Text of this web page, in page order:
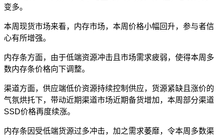
变多。
本周现货市场来看，内存市场，本周价格小幅回升，参与者信
心有所增强。
内存条方面，由于低端资源冲击且市场需求疲弱，使得本周多
数内存条价格向下调整。
渠道方面，供应端低价资源持续控制供应，货源紧缺且涨价的
气氛烘托下，带动近期渠道市场近期备货增加，本周部分渠道
SSD价格再度续涨。
内存条因受低端货源过多冲击，加之需求萎靡，令本周多数渠